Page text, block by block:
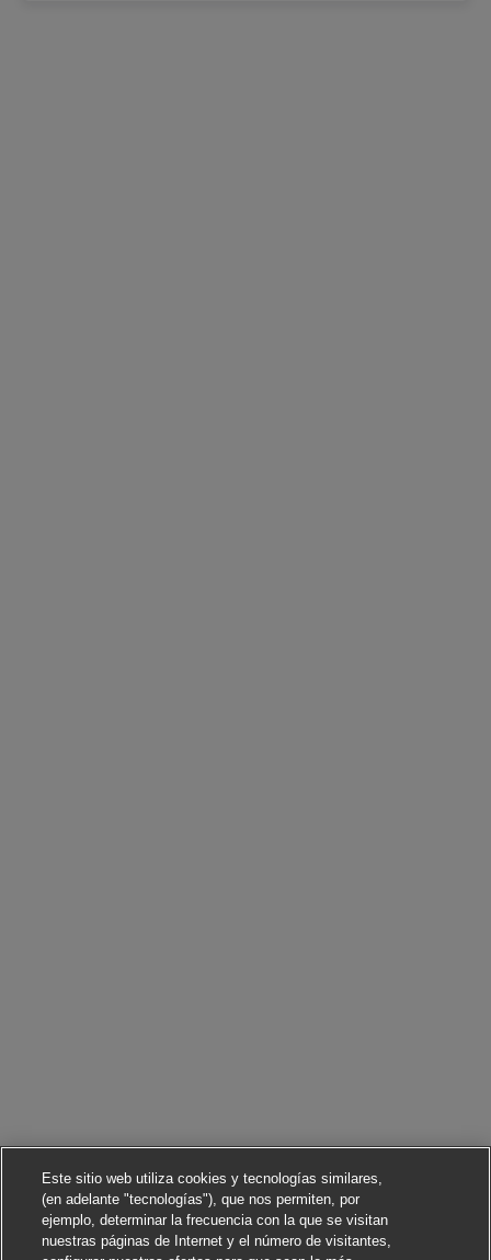
Este sitio web utiliza cookies y tecnologías similares,
(en adelante "tecnologías"), que nos permiten, por
ejemplo, determinar la frecuencia con la que se visitan
nuestras páginas de Internet y el número de visitantes,